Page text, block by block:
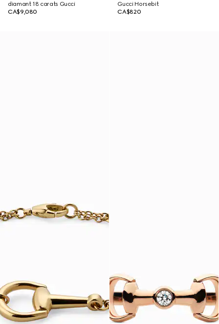
diamant 18 carats Gucci
CA$9,080
Gucci Horsebit
CA$820